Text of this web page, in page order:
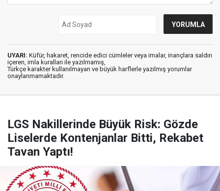
UYARI: Küfür, hakaret, rencide edici cümleler veya imalar, inançlara saldırı
içeren, imla kuralları ile yazılmamış,
Türkçe karakter kullanılmayan ve büyük harflerle yazılmış yorumlar
onaylanmamaktadır.
LGS Nakillerinde Büyük Risk: Gözde
Liselerde Kontenjanlar Bitti, Rekabet
Tavan Yaptı!